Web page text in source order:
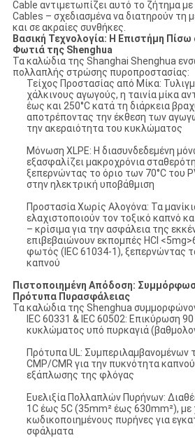
Cable αντιμετωπίζει αυτό το ζήτημα
Cables​​ – σχεδιασμένα να διατηρούν τη
και σε ακραίες συνθήκες.
​​Βασική Τεχνολογία: Η Επιστήμη
Φωτιά της Shenghua​​
Τα καλώδια της Shanghai Shenghua
πολλαπλής στρώσης πυροπροστασίας:
​​Τείχος Προστασίας από Μίκα​​:
χάλκινους αγωγούς, η ταινία μίκα
έως και ​​250°C​​ κατά τη διάρκεια
αποτρέποντας την έκθεση των
την ακεραιότητα του κυκλώματος
​​Μόνωση XLPE​​: Η διασυνδεδεμένη
εξασφαλίζει ​​μακροχρόνια
ξεπερνώντας το όριο των 70°C του
στην ηλεκτρική υποβάθμιση
​​Προστασία Χωρίς Αλογόνα​​: Τα
ελαχιστοποιούν τον τοξικό καπνό
– κρίσιμα για την ασφάλεια της
επιβεβαιώνουν ​​εκπομπές HCl
φωτός​​ (IEC 61034-1), ξεπερνώντας
καπνού
​​Πιστοποιημένη Απόδοση:
Πρότυπα Πυρασφάλειας​​
Τα καλώδια της Shenghua
​​IEC 60331 & IEC 60502​​: Επικύρωση
κυκλώματος υπό πυρκαγιά
​​Πρότυπα UL​​: Συμπεριλαμβανομένων
CMP/CMR για την πυκνότητα
εξάπλωσης της φλόγας
​​Ευελιξία Πολλαπλών Πυρήνων​​:
1C έως 5C (35mm² έως 630mm²), με
κωδικοποιημένους πυρήνες για
σφάλματα